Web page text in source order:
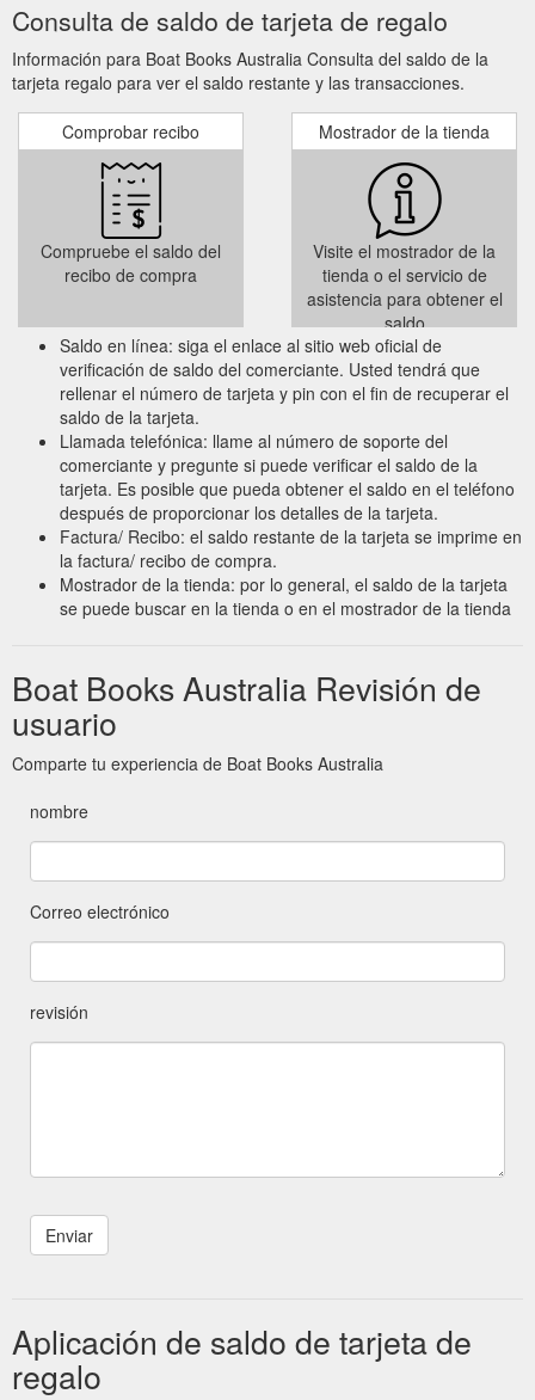
Consulta de saldo de tarjeta de regalo
Información para Boat Books Australia Consulta del saldo de la
tarjeta regalo para ver el saldo restante y las transacciones.
Comprobar recibo
Compruebe el saldo del
recibo de compra
Mostrador de la tienda
Visite el mostrador de la
tienda o el servicio de
asistencia para obtener el
saldo
Saldo en línea: siga el enlace al sitio web oficial de
verificación de saldo del comerciante. Usted tendrá que
rellenar el número de tarjeta y pin con el fin de recuperar el
saldo de la tarjeta.
Llamada telefónica: llame al número de soporte del
comerciante y pregunte si puede verificar el saldo de la
tarjeta. Es posible que pueda obtener el saldo en el teléfono
después de proporcionar los detalles de la tarjeta.
Factura/ Recibo: el saldo restante de la tarjeta se imprime en
la factura/ recibo de compra.
Mostrador de la tienda: por lo general, el saldo de la tarjeta
se puede buscar en la tienda o en el mostrador de la tienda
Boat Books Australia Revisión de
usuario
Comparte tu experiencia de Boat Books Australia
nombre
Correo electrónico
revisión
Aplicación de saldo de tarjeta de
regalo